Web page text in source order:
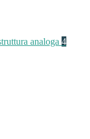
analoga 4